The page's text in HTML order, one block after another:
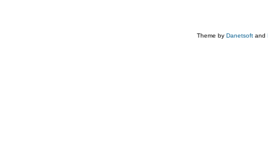
Theme by Danetsoft and